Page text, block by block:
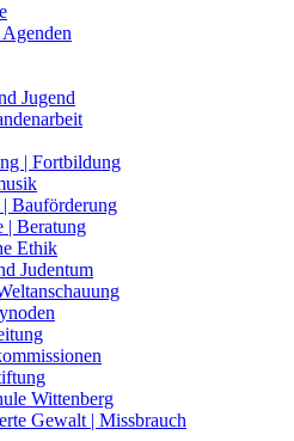
Jugend
| Fortbildung
Bauförderung
| Beratung
Ethik
Judentum
Wittenberg
Gewalt | Missbrauch